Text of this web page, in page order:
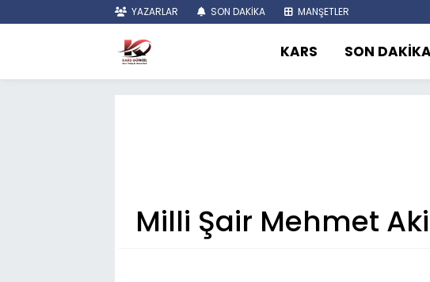
YAZARLAR SON DAKİKA MANŞETLER
KARS SON
Milli Şair Mehmet